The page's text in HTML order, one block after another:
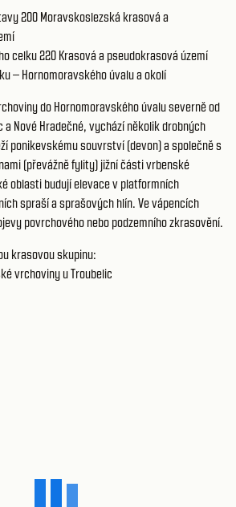
200 Moravskoslezská krasová a
celku 220 Krasová a pseudokrasová území
– Hornomoravského úvalu a okolí
do Hornomoravského úvalu severně od
a Nové Hradečné, vychází několik drobných
ponikevskému souvrství (devon) a společně s
(převážně fylity) jižní části vrbenské
oblasti budují elevace v platformních
spraší a sprašových hlín. Ve vápencích
povrchového nebo podzemního zkrasovění.
krasovou skupinu:
vrchoviny u Troubelic